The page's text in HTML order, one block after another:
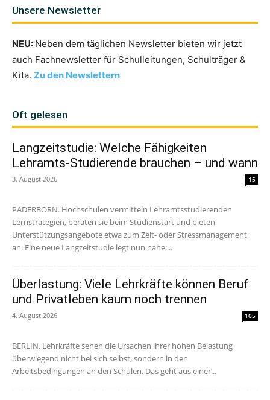
Unsere Newsletter
NEU: Neben dem täglichen Newsletter bieten wir jetzt
auch Fachnewsletter für Schulleitungen, Schulträger &
Kita. Zu den Newslettern
Oft gelesen
Langzeitstudie: Welche Fähigkeiten
Lehramts-Studierende brauchen – und wann
3. August 2026 15
PADERBORN. Hochschulen vermitteln Lehramtsstudierenden
Lernstrategien, beraten sie beim Studienstart und bieten
Unterstützungsangebote etwa zum Zeit- oder Stressmanagement
an. Eine neue Langzeitstudie legt nun nahe:...
Überlastung: Viele Lehrkräfte können Beruf
und Privatleben kaum noch trennen
4. August 2026 105
BERLIN. Lehrkräfte sehen die Ursachen ihrer hohen Belastung
überwiegend nicht bei sich selbst, sondern in den
Arbeitsbedingungen an den Schulen. Das geht aus einer...